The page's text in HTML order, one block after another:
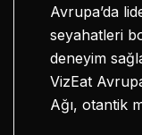
Avrupa’da
seyahatleri
deneyim
VizEat
Ağı, otantik